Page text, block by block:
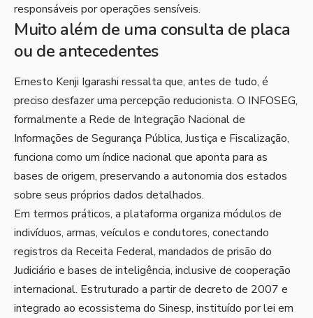
responsáveis por operações sensíveis.
Muito além de uma consulta de placa
ou de antecedentes
Ernesto Kenji Igarashi ressalta que, antes de tudo, é
preciso desfazer uma percepção reducionista. O INFOSEG,
formalmente a Rede de Integração Nacional de
Informações de Segurança Pública, Justiça e Fiscalização,
funciona como um índice nacional que aponta para as
bases de origem, preservando a autonomia dos estados
sobre seus próprios dados detalhados.
Em termos práticos, a plataforma organiza módulos de
indivíduos, armas, veículos e condutores, conectando
registros da Receita Federal, mandados de prisão do
Judiciário e bases de inteligência, inclusive de cooperação
internacional. Estruturado a partir de decreto de 2007 e
integrado ao ecossistema do Sinesp, instituído por lei em